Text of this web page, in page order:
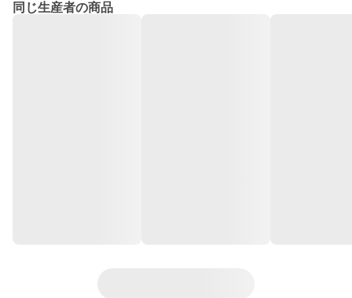
同じ生産者の商品